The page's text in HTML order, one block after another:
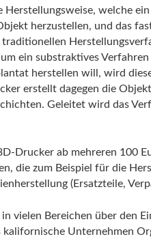
Herstellungsweise, welche
herzustellen, und das
ein substraktives
herstellen will, wird
erstellt dagegen die
Geleitet wird das
Drucker ab mehreren 100
die zum Beispiel für die
(Ersatzteile,
vielen Bereichen über den
Unternehmen